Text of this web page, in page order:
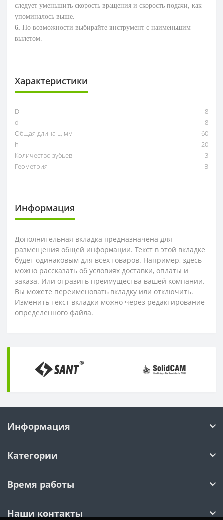
следует уменьшить скорость вращения и скорость подачи, как
упоминалось выше.
6. По возможности выбирайте инструмент с наименьшим
вылетом.
Характеристики
D
8
d
8
Общая длина L, мм
60
h
20
Количество зубьев
3
Геометрия
B
Информация
Дополнительная вкладка предназначена для
размещения общей информации. Текст в этой вкладке
будет одинаковым для всех товаров. Например, здесь
можно рассказать об условиях доставки, оплаты и
заказа. Или отразить преимущества вашей компании.
Вы можете переименовать вкладку или отключить.
Изменить текст вкладки можно через редактирование
определенного файла.
Информация
Категории
Время работы
Наши контакты